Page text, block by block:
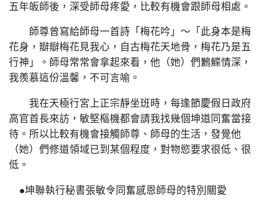
五年皈師後，深受師母疼愛，比較有機會跟師母相處。
師尊曾寫給師母一首詩「梅花吟」～「此身本是梅
花身，瓣瓣梅花見我心，自古梅花天地骨，梅花乃是五
行神」。師母常常會拿起來看，他（她）們鶼鰈情深，
我羨慕這份溫馨，不可言喻。
我在天極行宮上正宗靜坐班時，每逢節慶假日政府
高官首長來訪，敏堅樞機都會請我找幾個坤道同奮當接
待。所以比較有機會接觸師尊、師母的生活，發覺他
（她）們修道領域已到某個程度，對物慾要求很低、很
低。
●坤聯執行秘書張敏令同奮感恩師母的特別關愛